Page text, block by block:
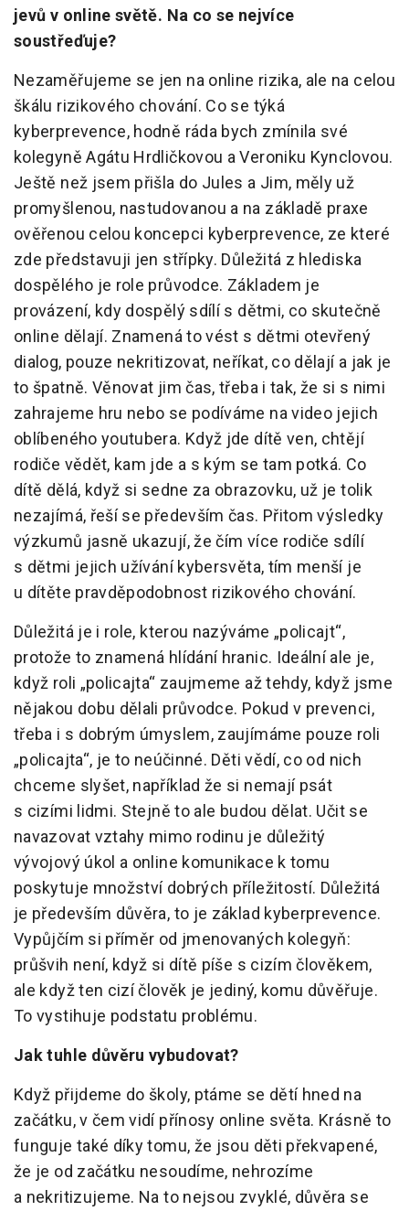
jevů v online světě. Na co se nejvíce
soustřeďuje?
Nezaměřujeme se jen na online rizika, ale na celou
škálu rizikového chování. Co se týká
kyberprevence, hodně ráda bych zmínila své
kolegyně Agátu Hrdličkovou a Veroniku Kynclovou.
Ještě než jsem přišla do Jules a Jim, měly už
promyšlenou, nastudovanou a na základě praxe
ověřenou celou koncepci kyberprevence, ze které
zde představuji jen střípky. Důležitá z hlediska
dospělého je role průvodce. Základem je
provázení, kdy dospělý sdílí s dětmi, co skutečně
online dělají. Znamená to vést s dětmi otevřený
dialog, pouze nekritizovat, neříkat, co dělají a jak je
to špatně. Věnovat jim čas, třeba i tak, že si s nimi
zahrajeme hru nebo se podíváme na video jejich
oblíbeného youtubera. Když jde dítě ven, chtějí
rodiče vědět, kam jde a s kým se tam potká. Co
dítě dělá, když si sedne za obrazovku, už je tolik
nezajímá, řeší se především čas. Přitom výsledky
výzkumů jasně ukazují, že čím více rodiče sdílí
s dětmi jejich užívání kybersvěta, tím menší je
u dítěte pravděpodobnost rizikového chování.
Důležitá je i role, kterou nazýváme „policajt“,
protože to znamená hlídání hranic. Ideální ale je,
když roli „policajta“ zaujmeme až tehdy, když jsme
nějakou dobu dělali průvodce. Pokud v prevenci,
třeba i s dobrým úmyslem, zaujímáme pouze roli
„policajta“, je to neúčinné. Děti vědí, co od nich
chceme slyšet, například že si nemají psát
s cizími lidmi. Stejně to ale budou dělat. Učit se
navazovat vztahy mimo rodinu je důležitý
vývojový úkol a online komunikace k tomu
poskytuje množství dobrých příležitostí. Důležitá
je především důvěra, to je základ kyberprevence.
Vypůjčím si příměr od jmenovaných kolegyň:
průšvih není, když si dítě píše s cizím člověkem,
ale když ten cizí člověk je jediný, komu důvěřuje.
To vystihuje podstatu problému.
Jak tuhle důvěru vybudovat?
Když přijdeme do školy, ptáme se dětí hned na
začátku, v čem vidí přínosy online světa. Krásně to
funguje také díky tomu, že jsou děti překvapené,
že je od začátku nesoudíme, nehrozíme
a nekritizujeme. Na to nejsou zvyklé, důvěra se